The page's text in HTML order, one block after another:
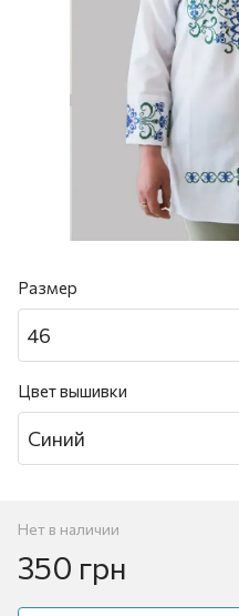
Размер
46
Цвет вышивки
Синий
Нет в наличии
350 грн